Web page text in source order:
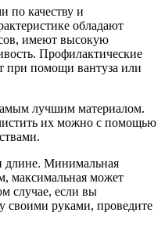
по качеству и
обладают
имеют высокую
Профилактические
при помощи вантуза или
лучшим материалом.
их можно с помощью
длине. Минимальная
максимальная может
случае, если вы
своими руками, проведите